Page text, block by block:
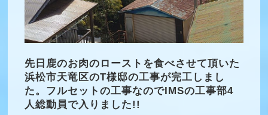
先日鹿のお肉のローストを食べさせて頂いた
浜松市天竜区のT様邸の工事が完工しまし
た。フルセットの工事なのでIMSの工事部4
人総動員で入りました!!